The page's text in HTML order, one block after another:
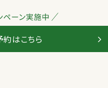
はこちら